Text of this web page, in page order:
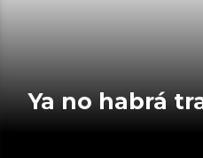
Ya no habrá